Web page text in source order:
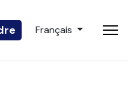
Sélectionnez votre
Français